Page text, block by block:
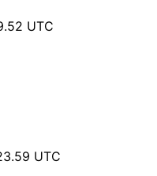
UTC
UTC